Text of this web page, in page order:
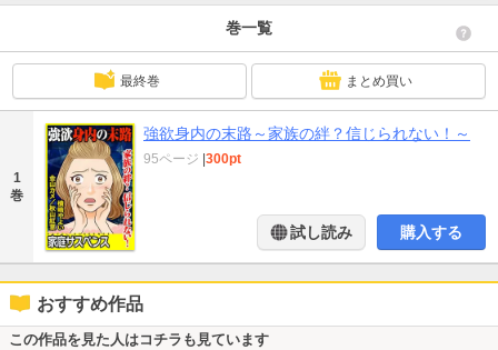
ス」等に掲載されていた作品を電子配信用に再編集したものです。
巻一覧
最終巻 まとめ買い
1
巻
強欲身内の末路～家族の絆？信じられない！～
95ページ 300pt
試し読み 購入する
おすすめ作品
この作品を見た人はコチラも見ています